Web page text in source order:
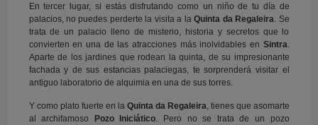
En tercer lugar, si estás disfrutando como un niño de tu día de
palacios, no puedes perderte la visita a laQuinta da Regaleira. Se
trata de un palacio lleno de misterio, historia y secretos que lo
convierten en una de las atracciones más inolvidables en Sintra.
Aparte de los jardines que rodean la quinta, de su impresionante
fachada y de sus estancias palaciegas, te sorprenderá visitar el
antiguo laboratorio de alquimia en una de sus torres.
Y como plato fuerte en la Quinta da Regaleira, tienes que asomarte
al archifamoso Pozo Iniciático. Pero no se trata de un pozo